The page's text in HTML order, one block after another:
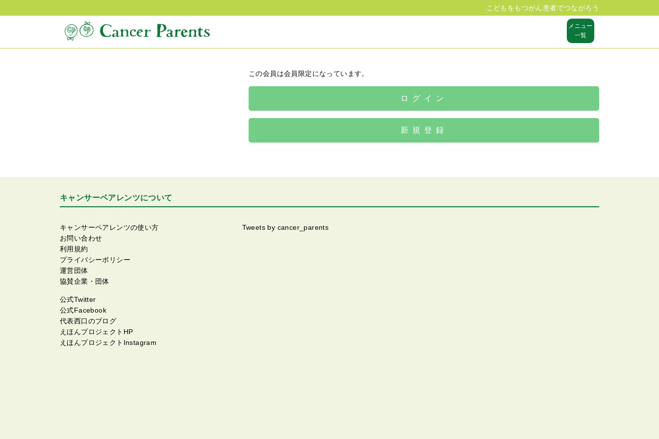
こどもをもつがん患者でつながろう
メニュー
一覧
この会員は会員限定になっています。
ログイン
新規登録
キャンサーペアレンツについて
キャンサーペアレンツの使い方
お問い合わせ
利用規約
プライバシーポリシー
運営団体
協賛企業・団体
公式Twitter
公式Facebook
代表西口のブログ
えほんプロジェクトHP
えほんプロジェクトInstagram
Tweets by cancer_parents